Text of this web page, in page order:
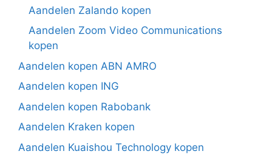
Aandelen Zalando kopen
Aandelen Zoom Video Communications
kopen
Aandelen kopen ABN AMRO
Aandelen kopen ING
Aandelen kopen Rabobank
Aandelen Kraken kopen
Aandelen Kuaishou Technology kopen